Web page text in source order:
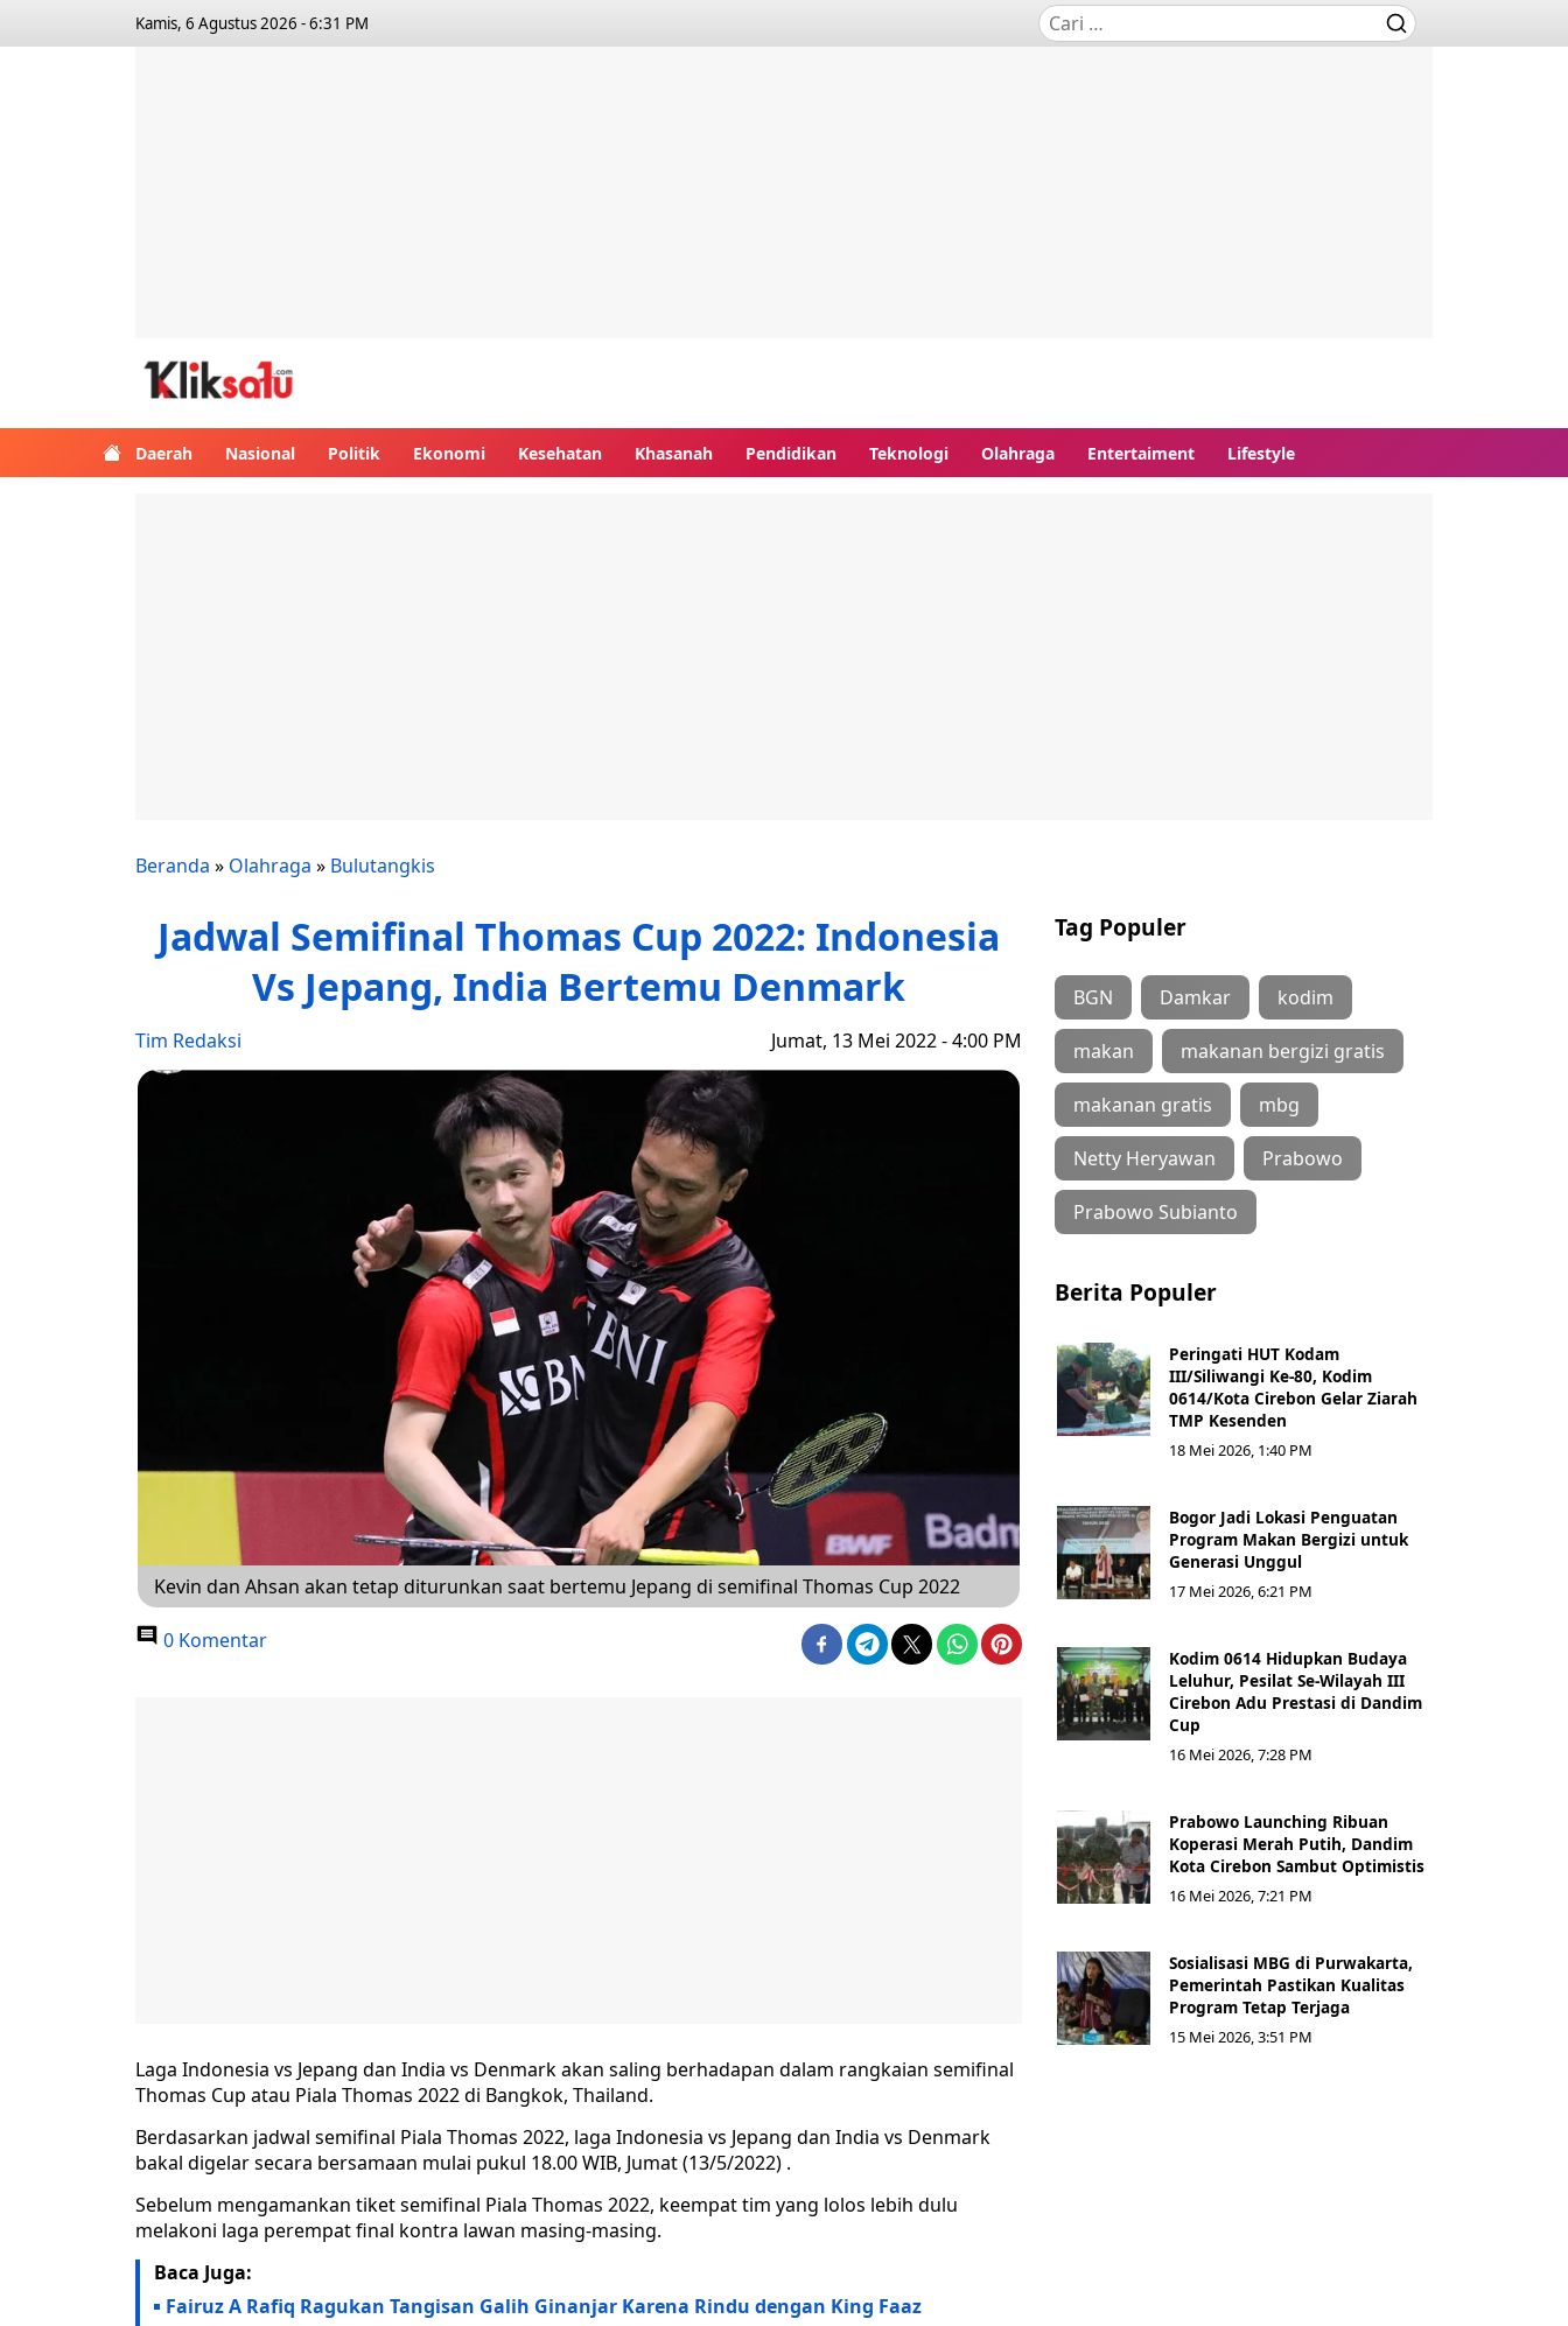
Kamis, 6 Agustus 2026 - 6:31 PM
Daerah Nasional Politik Ekonomi Kesehatan Khasanah Pendidikan Teknologi Olahraga Entertaiment Lifestyle
Beranda » Olahraga » Bulutangkis
Jadwal Semifinal Thomas Cup 2022: Indonesia
Vs Jepang, India Bertemu Denmark
Tim Redaksi Jumat, 13 Mei 2022 - 4:00 PM
Kevin dan Ahsan akan tetap diturunkan saat bertemu Jepang di semifinal Thomas Cup 2022
0 Komentar
Laga Indonesia vs Jepang dan India vs Denmark akan saling berhadapan dalam rangkaian semifinal
Thomas Cup atau Piala Thomas 2022 di Bangkok, Thailand.
Berdasarkan jadwal semifinal Piala Thomas 2022, laga Indonesia vs Jepang dan India vs Denmark
bakal digelar secara bersamaan mulai pukul 18.00 WIB, Jumat (13/5/2022) .
Sebelum mengamankan tiket semifinal Piala Thomas 2022, keempat tim yang lolos lebih dulu
melakoni laga perempat final kontra lawan masing-masing.
Baca Juga:
Fairuz A Rafiq Ragukan Tangisan Galih Ginanjar Karena Rindu dengan King Faaz
Tag Populer
BGN Damkar kodim
makan makanan bergizi gratis
makanan gratis mbg
Netty Heryawan Prabowo
Prabowo Subianto
Berita Populer
Peringati HUT Kodam
III/Siliwangi Ke-80, Kodim
0614/Kota Cirebon Gelar Ziarah
TMP Kesenden
18 Mei 2026, 1:40 PM
Bogor Jadi Lokasi Penguatan
Program Makan Bergizi untuk
Generasi Unggul
17 Mei 2026, 6:21 PM
Kodim 0614 Hidupkan Budaya
Leluhur, Pesilat Se-Wilayah III
Cirebon Adu Prestasi di Dandim
Cup
16 Mei 2026, 7:28 PM
Prabowo Launching Ribuan
Koperasi Merah Putih, Dandim
Kota Cirebon Sambut Optimistis
16 Mei 2026, 7:21 PM
Sosialisasi MBG di Purwakarta,
Pemerintah Pastikan Kualitas
Program Tetap Terjaga
15 Mei 2026, 3:51 PM